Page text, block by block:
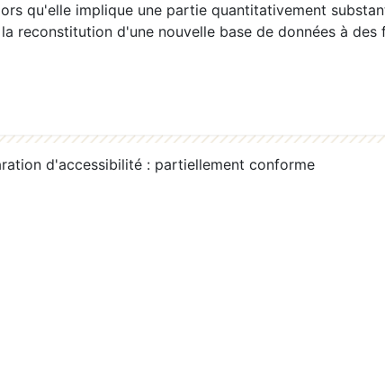
qu'elle implique une partie quantitativement
reconstitution d'une nouvelle base de données à des
d'accessibilité : partiellement conforme